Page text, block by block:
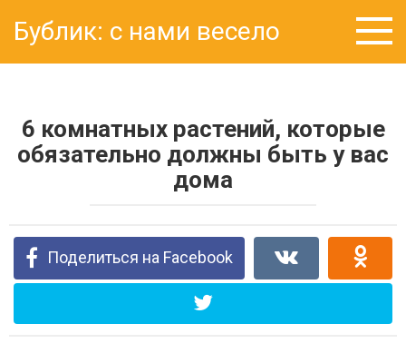
контенту
Бублик: с нами весело
6 комнатных растений, которые
обязательно должны быть у вас
дома
Поделиться на Facebook